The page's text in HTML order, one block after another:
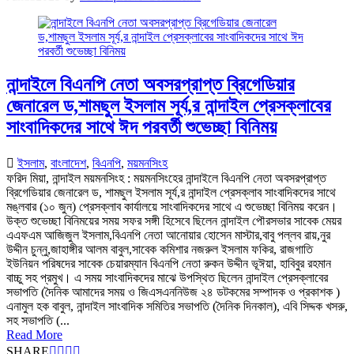
নান্দাইলে বিএনপি নেতা অবসরপ্রাপ্ত ব্রিগেডিয়ার
জেনারেল ড,শামছুল ইসলাম সূর্য,র নান্দাইল প্রেসক্লাবের
সাংবাদিকদের সাথে ঈদ পরবর্তী শুভেচ্ছা বিনিময়
ইসলাম, বাংলাদেশ, বিএনপি, ময়মনসিংহ
ফরিদ মিয়া, নান্দাইল ময়মনসিংহ : ময়মনসিংহের নান্দাইলে বিএনপি নেতা অবসরপ্রাপ্ত
ব্রিগেডিয়ার জেনারেল ড, শামছুল ইসলাম সূর্য,র নান্দাইল প্রেসক্লাব সাংবাদিকদের সাথে
মঙ্লবার (১০ জুন) প্রেসক্লাব কার্যালয়ে সাংবাদিকদের সাথে এ শুভেচ্ছা বিনিময় করেন।
উক্ত শুভেচ্ছা বিনিময়ের সময় সফর সঙ্গী হিসেবে ছিলেন নান্দাইল পৌরসভার সাবেক মেয়র
এএফএম আজিজুল ইসলাম,বিএনপি নেতা আনোয়ার হোসেন মাস্টার,বাবু পল্লব রায়,নুর
উদ্দীন চুন্নু,জাহাঙ্গীর আলম বাবুল,সাবেক কমিশার নজরুল ইসলাম ফকির, রাজগাতি
ইউনিয়ন পরিষদের সাবেক চেয়ারম্যান বিএনপি নেতা রুকন উদ্দীন ভূঈয়া, হাবিবুর রহমান
বাচ্চু সহ প্রমুখ। এ সময় সাংবাদিকদের মাঝে উপস্থিত ছিলেন নান্দাইল প্রেসক্লাবের
সভাপতি (দৈনিক আমাদের সময় ও জিএসএননিউজ ২৪ ডটকমের সম্পাদক ও প্রকাশক )
এনামুল হক বাবুল, নান্দাইল সাংবাদিক সমিতির সভাপতি (দৈনিক দিনকাল), এবি সিদ্দক খসরু,
সহ সভাপতি (...
Read More
SHARE